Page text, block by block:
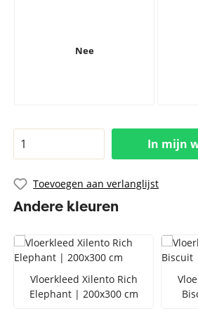
Nee
In mijn
Toevoegen aan verlanglijst
Andere kleuren
Vloerkleed Xilento Rich
Elephant | 200x300 cm